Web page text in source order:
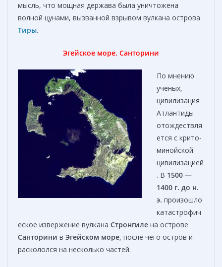
мысль, что мощная держава была уничтожена
волной цунами, вызванной взрывом вулкана острова
Тиры.
Эгейское море, Санторини
По мнению
ученых,
цивилизация
Атлантиды
отождествля
ется с крито-
минойской
цивилизацией
. В 1500 —
1400 г. до н.
э. произошло
катастрофич
еское извержение вулкана Стронгиле на острове
Санторини в Эгейском море, после чего остров и
раскололся на несколько частей.